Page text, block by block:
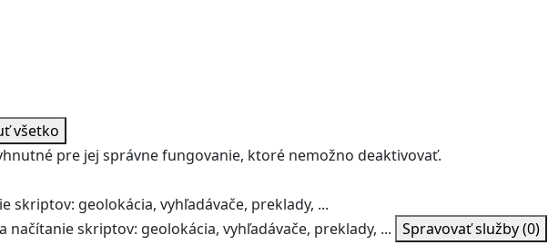
všetko
pre jej správne fungovanie, ktoré nemožno deaktivovať.
skriptov: geolokácia, vyhľadávače, preklady, ...
načítanie skriptov: geolokácia, vyhľadávače, preklady, ... Spravovať služby(0)